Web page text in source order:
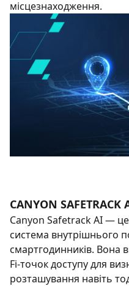
місцезнаходження.
CANYON SAFETRACK
Canyon Safetrack AI —
система внутрішнього
смартгодинників. Вона
Fi-точок доступу для
розташування навіть